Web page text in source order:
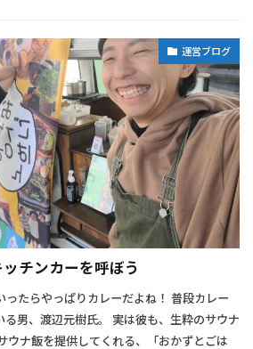
運営ブログ
チンカーを呼ぼう
ったらやっぱりカレーだよね！ 普段カレー
る男、渡辺元樹氏。 実は彼も、生粋のサウナ
ウナ飯を提供してくれる、「おかずとごは